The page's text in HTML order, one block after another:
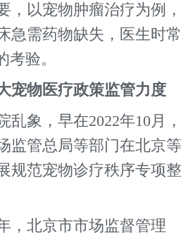
，以宠物肿瘤治疗为例，
急需药物缺失，医生时常
考验。
宠物医疗政策监管力度
象，早在2022年10月，
监管总局等部门在北京等
规范宠物诊疗秩序专项整
北京市市场监督管理